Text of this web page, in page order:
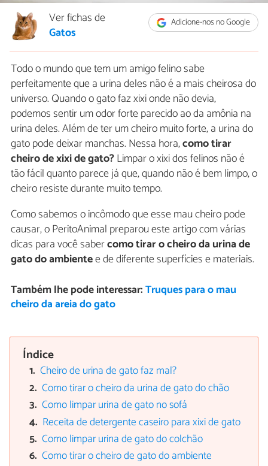
Adicione-nos no Google
Ver fichas de
Gatos
Todo o mundo que tem um amigo felino sabe
perfeitamente que a urina deles não é a mais cheirosa do
universo. Quando o gato faz xixi onde não devia,
podemos sentir um odor forte parecido ao da amônia na
urina deles. Além de ter um cheiro muito forte, a urina do
gato pode deixar manchas. Nessa hora,como tirar
cheiro de xixi de gato?Limpar o xixi dos felinos não é
tão fácil quanto parece já que, quando não é bem limpo, o
cheiro resiste durante muito tempo.
Como sabemos o incômodo que esse mau cheiro pode
causar, o PeritoAnimal preparou este artigo com várias
dicas para você sabercomo tirar o cheiro da urina de
gato do ambientee de diferente superfícies e materiais.
Também lhe pode interessar:Truques para o mau
cheiro da areia do gato
Índice
Cheiro de urina de gato faz mal?
Como tirar o cheiro da urina de gato do chão
Como limpar urina de gato no sofá
Receita de detergente caseiro para xixi de gato
Como limpar urina de gato do colchão
Como tirar o cheiro de gato do ambiente